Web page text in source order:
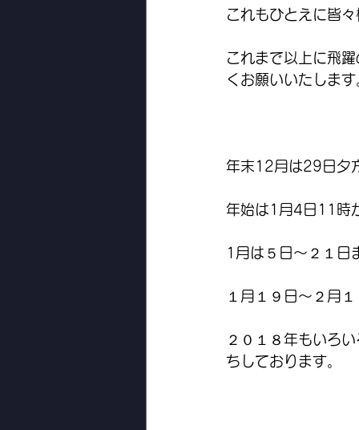
これもひとえに皆
これまで以上に飛
くお願いいたします
年末12月は29日夕
年始は1月4日11時
1月は５日〜２１日
１月１９日〜２月
２０１８年もいろ
ちしております。